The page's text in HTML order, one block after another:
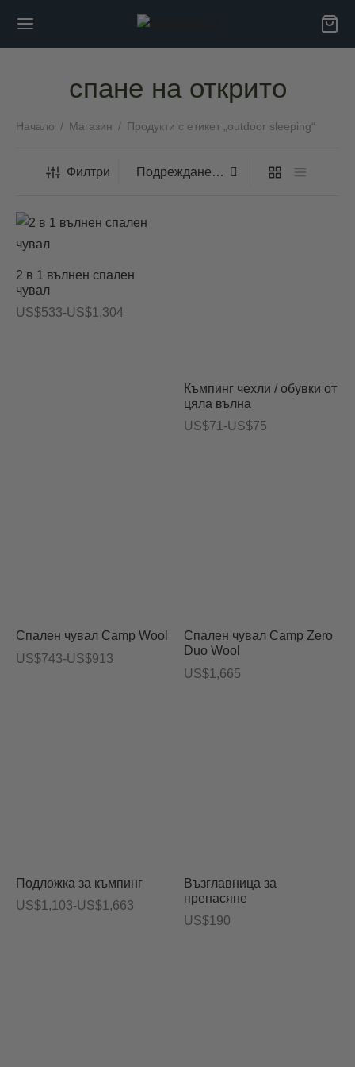
спане на открито
Начало / Магазин / Продукти с етикет „outdoor sleeping“
Филтри
2 в 1 вълнен спален
чувал
US$533-US$1,304
Ценови
Къмпинг чехли / обувки от
цяла вълна
US$71 -US$75
Ценови
Спален чувал Camp Wool
US$743-US$913
Ценови
Спален чувал Camp Zero
Duo Wool
US$1,665
Подложка за къмпинг
US$1,103-US$1,663
Ценови
Възглавница за
пренасяне
US$190
ПОВЕЧЕ
на естествените влакна